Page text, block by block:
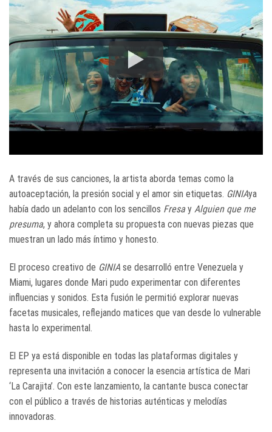
A través de sus canciones, la artista aborda temas como la
autoaceptación, la presión social y el amor sin etiquetas. GINIAya
había dado un adelanto con los sencillos Fresay Alguien que me
presuma, y ahora completa su propuesta con nuevas piezas que
muestran un lado más íntimo y honesto.
El proceso creativo de GINIA se desarrolló entre Venezuela y
Miami, lugares donde Mari pudo experimentar con diferentes
influencias y sonidos. Esta fusión le permitió explorar nuevas
facetas musicales, reflejando matices que van desde lo vulnerable
hasta lo experimental.
El EP ya está disponible en todas las plataformas digitales y
representa una invitación a conocer la esencia artística de Mari
‘La Carajita’. Con este lanzamiento, la cantante busca conectar
con el público a través de historias auténticas y melodías
innovadoras.